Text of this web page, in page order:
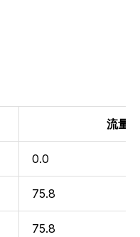
流量
0.0
75.8
75.8